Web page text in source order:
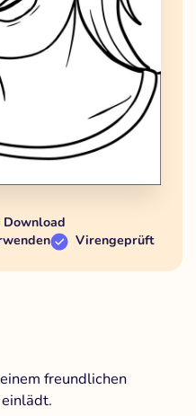
Download
Virengeprüft
freundlichen